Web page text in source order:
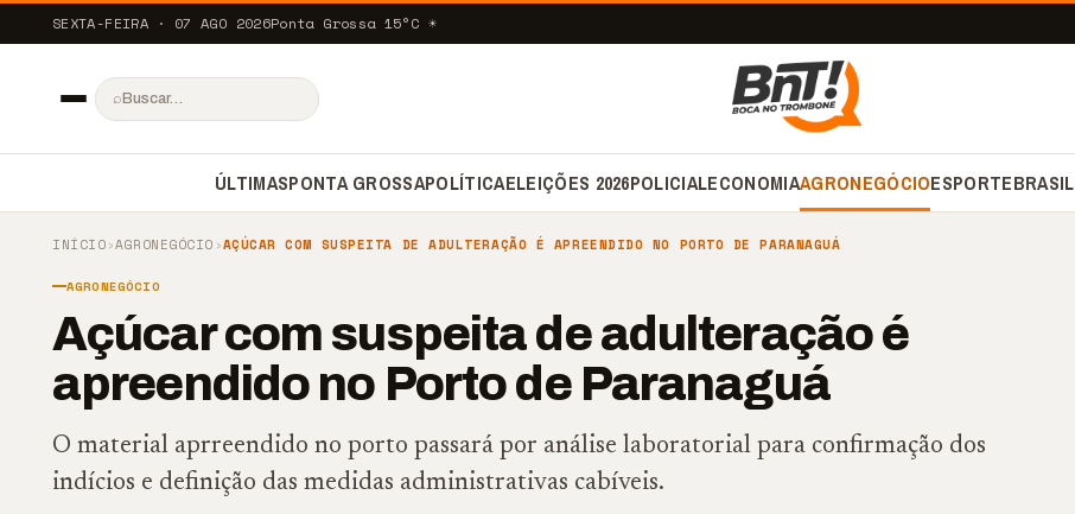
SEXTA-FEIRA · 07 AGO 2026Ponta Grossa 15°C ☀️
⌕
ÚLTIMASPONTA GROSSAPOLÍTICAELEIÇÕES 2026POLICIALECONOMIAAGRONEGÓCIOESPORTEBRASIL
INÍCIO›AGRONEGÓCIO ›AÇÚCAR COM SUSPEITA DE ADULTERAÇÃO É APREENDIDO NO PORTO DE PARANAGUÁ
AGRONEGÓCIO
Açúcar com suspeita de adulteração é
apreendido no Porto de Paranaguá
O material aprreendido no porto passará por análise laboratorial para confirmação dos
indícios e definição das medidas administrativas cabíveis.